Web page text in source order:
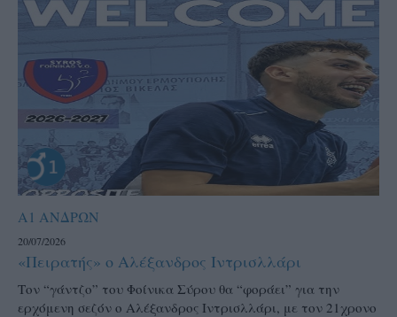
Α1 ΑΝΔΡΩΝ
20/07/2026
«Πειρατής» ο Αλέξανδρος Ιντρισλλάρι
Τον “γάντζο” του Φοίνικα Σύρου θα “φοράει” για την
ερχόμενη σεζόν ο Αλέξανδρος Ιντρισλλάρι, με τον 21χρονο